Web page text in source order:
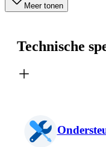
Meer tonen
Technische